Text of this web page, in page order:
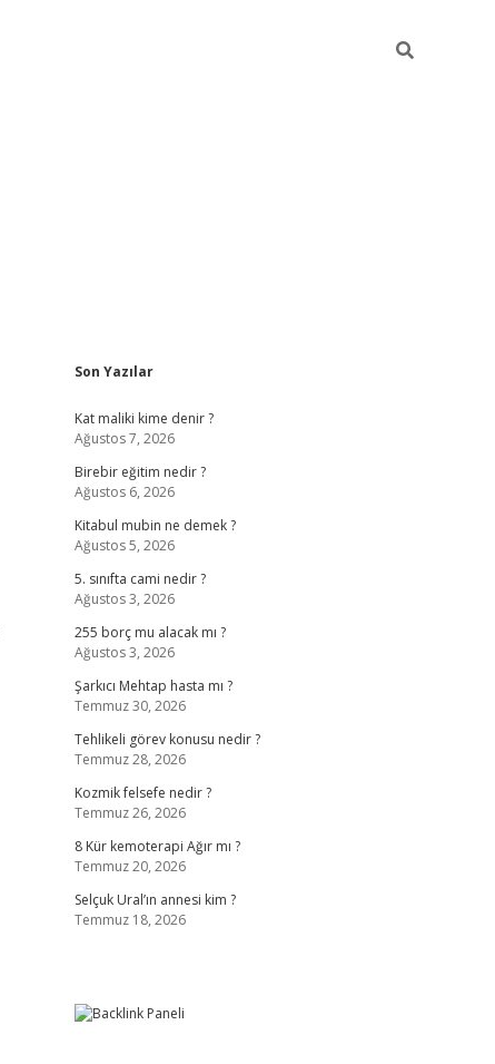
Sidebar
Son Yazılar
Kat maliki kime denir ?
Ağustos 7, 2026
Birebir eğitim nedir ?
Ağustos 6, 2026
Kitabul mubin ne demek ?
Ağustos 5, 2026
5. sınıfta cami nedir ?
Ağustos 3, 2026
255 borç mu alacak mı ?
Ağustos 3, 2026
Şarkıcı Mehtap hasta mı ?
Temmuz 30, 2026
Tehlikeli görev konusu nedir ?
Temmuz 28, 2026
Kozmik felsefe nedir ?
Temmuz 26, 2026
8 Kür kemoterapi Ağır mı ?
Temmuz 20, 2026
Selçuk Ural’ın annesi kim ?
Temmuz 18, 2026
https://betci.co/